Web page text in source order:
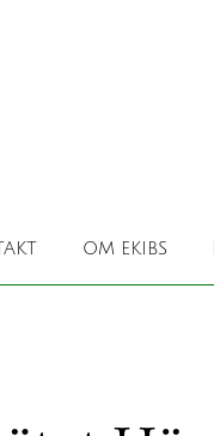
OM EKIBS